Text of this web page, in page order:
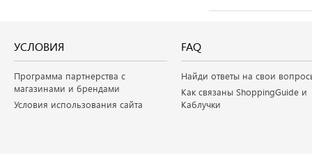
УСЛОВИЯ
Программа партнерства с
магазинами и брендами
Условия использования сайта
FAQ
Найди ответы на свои
Как связаны ShoppingGuide и
Каблучки